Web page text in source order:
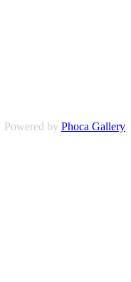
Powered by Phoca Gallery